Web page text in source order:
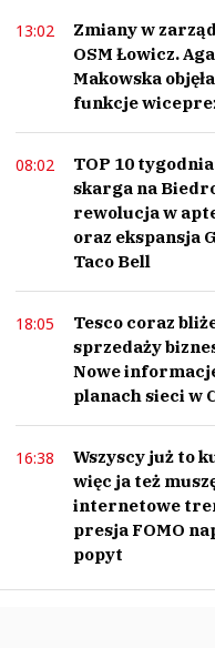
13:02
Zmiany w
OSM Łowicz.
Makowska objęła
funkcje
08:02
TOP 10
skarga na
rewolucja w
oraz ekspansja
Taco Bell
18:05
Tesco coraz
sprzedaży
Nowe
planach sieci w
16:38
Wszyscy już to
więc ja też
internetowe
presja FOMO
popyt